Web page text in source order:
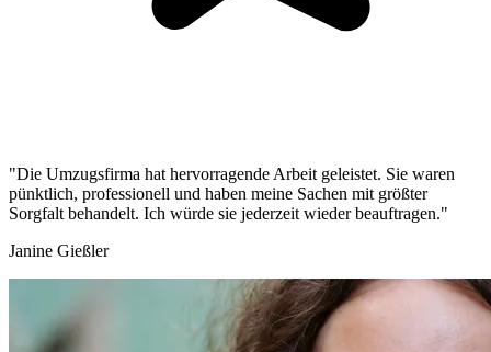
"Die Umzugsfirma hat hervorragende Arbeit geleistet. Sie waren
pünktlich, professionell und haben meine Sachen mit größter
Sorgfalt behandelt. Ich würde sie jederzeit wieder beauftragen."
Janine Gießler